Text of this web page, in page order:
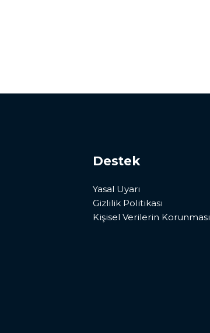
Destek
Yasal Uyarı
Gizlilik Politikası
Kişisel Verilerin Korunması